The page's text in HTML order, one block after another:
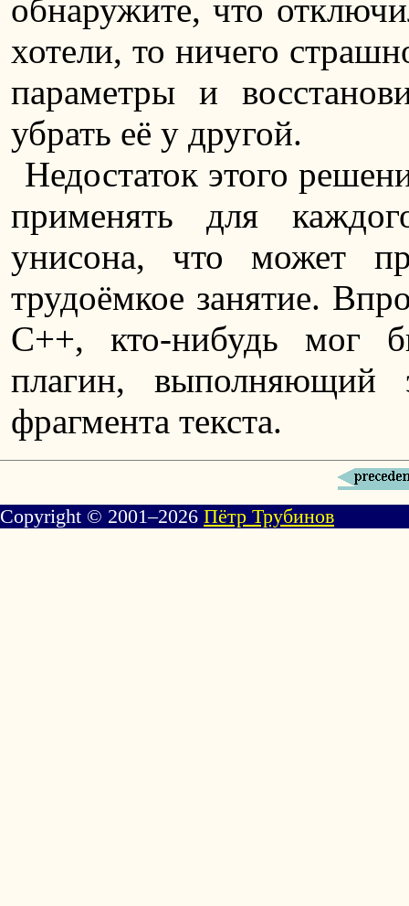
обнаружите, что
хотели, то ничего
параметры и
убрать её у другой.
Недостаток этого
применять для
унисона, что может
трудоёмкое занятие.
C++, кто-нибудь мог
плагин, выполняющий
фрагмента текста.
Copyright © 2001–2026 Пётр Трубинов